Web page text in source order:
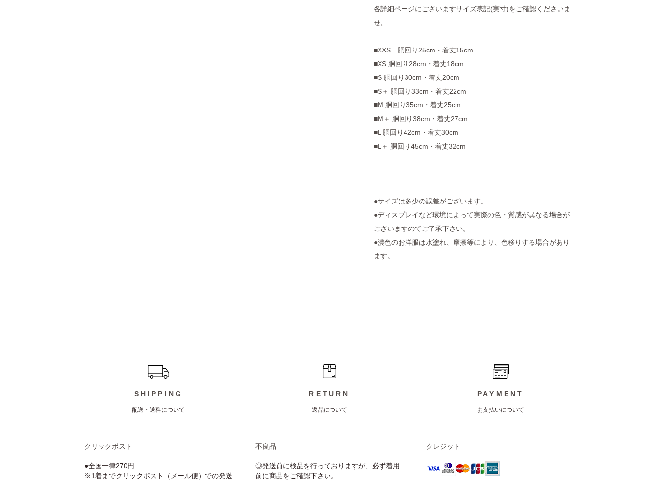
各詳細ページにございますサイズ表記(実寸)をご確認くださいま
せ。
■XXS 胴回り25cm・着丈15cm
■XS 胴回り28cm・着丈18cm
■S 胴回り30cm・着丈20cm
■S＋ 胴回り33cm・着丈22cm
■M 胴回り35cm・着丈25cm
■M＋ 胴回り38cm・着丈27cm
■L 胴回り42cm・着丈30cm
■L＋ 胴回り45cm・着丈32cm
●サイズは多少の誤差がございます。
●ディスプレイなど環境によって実際の色・質感が異なる場合が
ございますのでご了承下さい。
●濃色のお洋服は水塗れ、摩擦等により、色移りする場合があり
ます。
SHIPPING
配送・送料について
クリックポスト
●全国一律270円
※1着までクリックポスト（メール便）での発送
RETURN
返品について
不良品
◎発送前に検品を行っておりますが、必ず着用
前に商品をご確認下さい。
PAYMENT
お支払いについて
クレジット